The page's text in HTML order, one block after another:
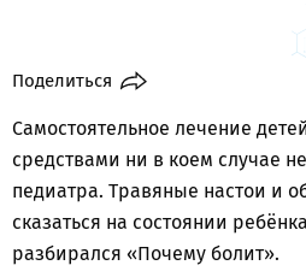
Поделиться
Самостоятельное лечение
средствами ни в коем случае
педиатра. Травяные настои и
сказаться на состоянии
разбирался «Почему болит».